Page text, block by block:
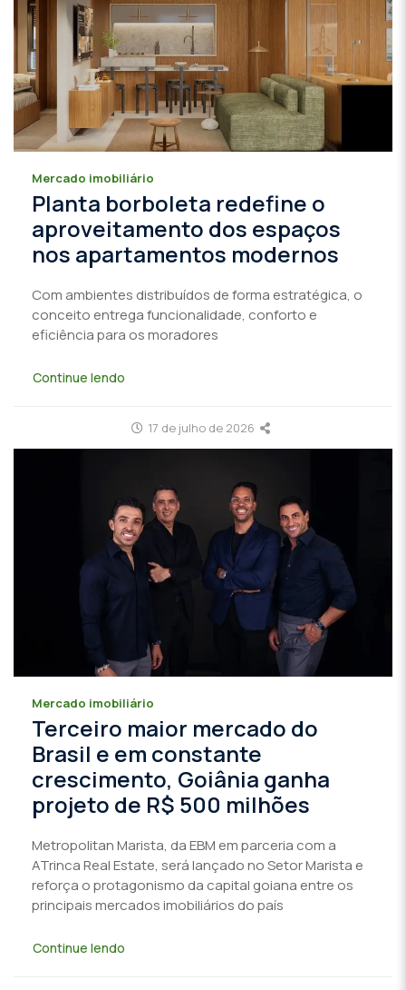
Mercado imobiliário
Planta borboleta redefine o
aproveitamento dos espaços
nos apartamentos modernos
Com ambientes distribuídos de forma estratégica, o
conceito entrega funcionalidade, conforto e
eficiência para os moradores
Continue lendo
17 de julho de 2026
Mercado imobiliário
Terceiro maior mercado do
Brasil e em constante
crescimento, Goiânia ganha
projeto de R$ 500 milhões
Metropolitan Marista, da EBM em parceria com a
ATrinca Real Estate, será lançado no Setor Marista e
reforça o protagonismo da capital goiana entre os
principais mercados imobiliários do país
Continue lendo